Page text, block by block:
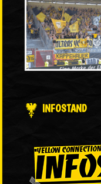
INFOSTAND